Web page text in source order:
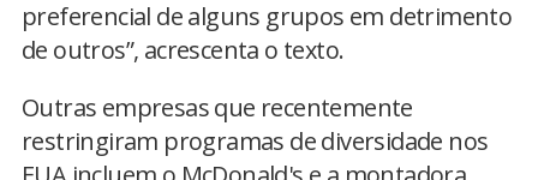
preferencial de alguns grupos em detrimento
de outros”, acrescenta o texto.
Outras empresas que recentemente
restringiram programas de diversidade nos